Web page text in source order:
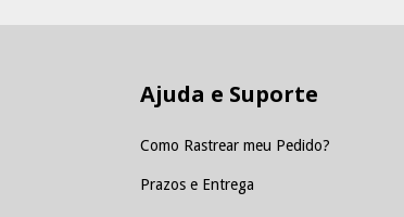
Ajuda e Suporte
Como Rastrear meu Pedido?
Prazos e Entrega